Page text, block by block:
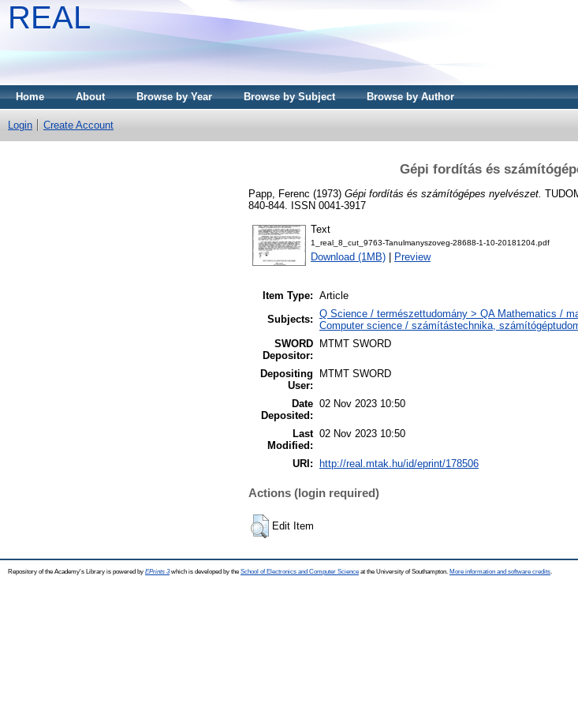
REAL
Home About Browse by Year Browse by Subject Browse by Author
Login Create Account
Gépi fordítás és
Papp, Ferenc (1973) Gépi fordítás és számítógépes nyelvészet.
840-844. ISSN 0041-3917
Text
1_real_8_cut_9763-Tanulmanyszoveg-28688-1-10-20181204.pdf
Download (1MB) Preview
Item Type: Article
Subjects: Q Science / természettudomány > QA Mathematics /
Computer science / számítástechnika,
SWORD
Depositor:
MTMT SWORD
Depositing
User:
MTMT SWORD
Date
Deposited:
02 Nov 2023 10:50
Last
Modified:
02 Nov 2023 10:50
URI: http://real.mtak.hu/id/eprint/178506
Actions (login required)
Edit Item
Repository of the Academy's Library is powered by EPrints 3which is developed by the School of Electronics and Computer Science at the University of Southampton. More information and software credits